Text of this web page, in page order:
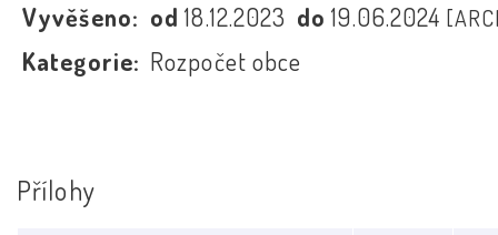
Vyvěšeno: od18.12.2023 do19.06.2024
Kategorie: Rozpočet obce
Přílohy